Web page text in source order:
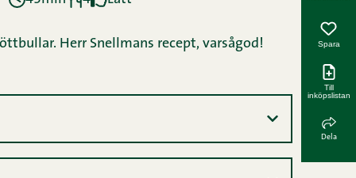
Herr Snellmans recept, varsågod! Spara
Till
inköpslistan
Dela